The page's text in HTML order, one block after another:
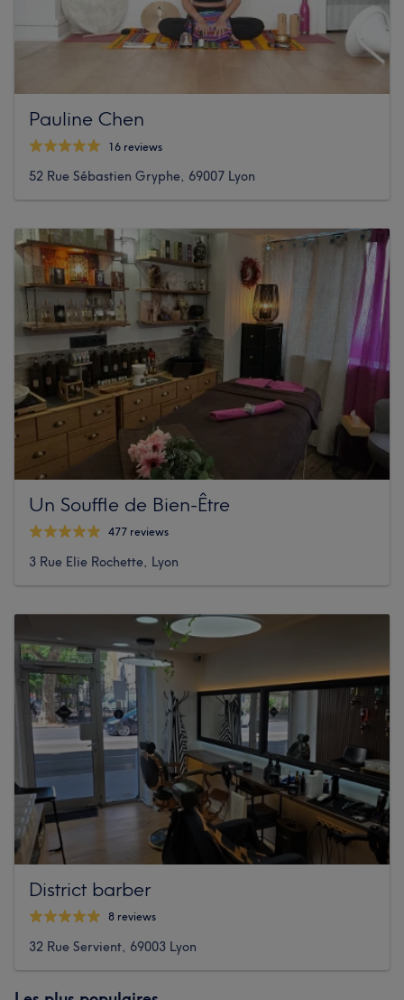
Pauline Chen
16 reviews
52 Rue Sébastien Gryphe, 69007 Lyon
Un Souffle de Bien-Être
477 reviews
3 Rue Elie Rochette, Lyon
District barber
8 reviews
32 Rue Servient, 69003 Lyon